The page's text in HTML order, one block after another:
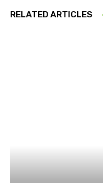
RELATED ARTICLES